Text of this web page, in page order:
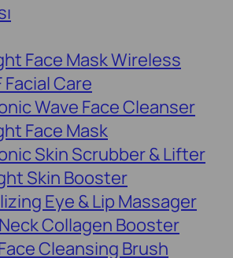
Face Mask Wireless
Facial Care
Wave Face Cleanser
Face Mask
Skin Scrubber & Lifter
Skin Booster
Eye & Lip Massager
Collagen Booster
Cleansing Brush